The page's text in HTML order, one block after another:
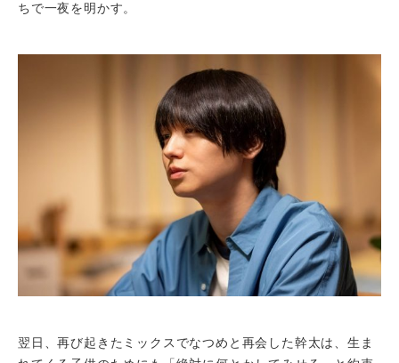
ちで一夜を明かす。
翌日、再び起きたミックスでなつめと再会した幹太は、生ま